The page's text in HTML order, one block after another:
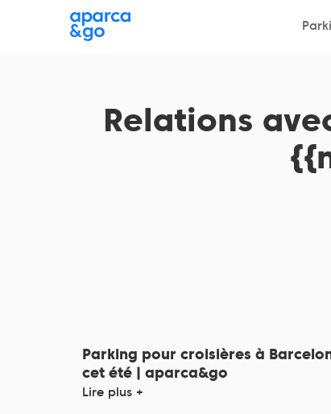
Choisissez votre parking
Choisissez votre parking
Relations
Parking pour croisières à
cet été | aparca&go
Lire plus +